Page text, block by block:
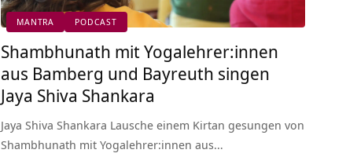
MANTRA PODCAST
Shambhunath mit Yogalehrer:innen
aus Bamberg und Bayreuth singen
Jaya Shiva Shankara
Jaya Shiva Shankara Lausche einem Kirtan gesungen von
Shambhunath mit Yogalehrer:innen aus…